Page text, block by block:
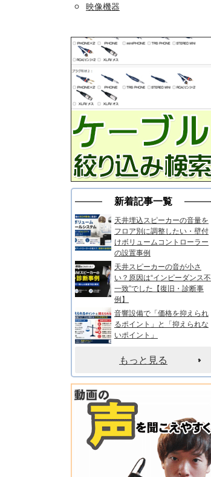
映像機器
新着記事一覧
天井埋込スピーカーの音量を
フロア別に調整したい・壁付
けボリュームコントローラー
の設置事例
天井スピーカーの音が小さ
い？原因は“インピーダンス不
一致”でした【復旧・診断事
例】
音響設備で「価格を抑えられ
るポイント」と「抑えられな
いポイント」
もっと見る